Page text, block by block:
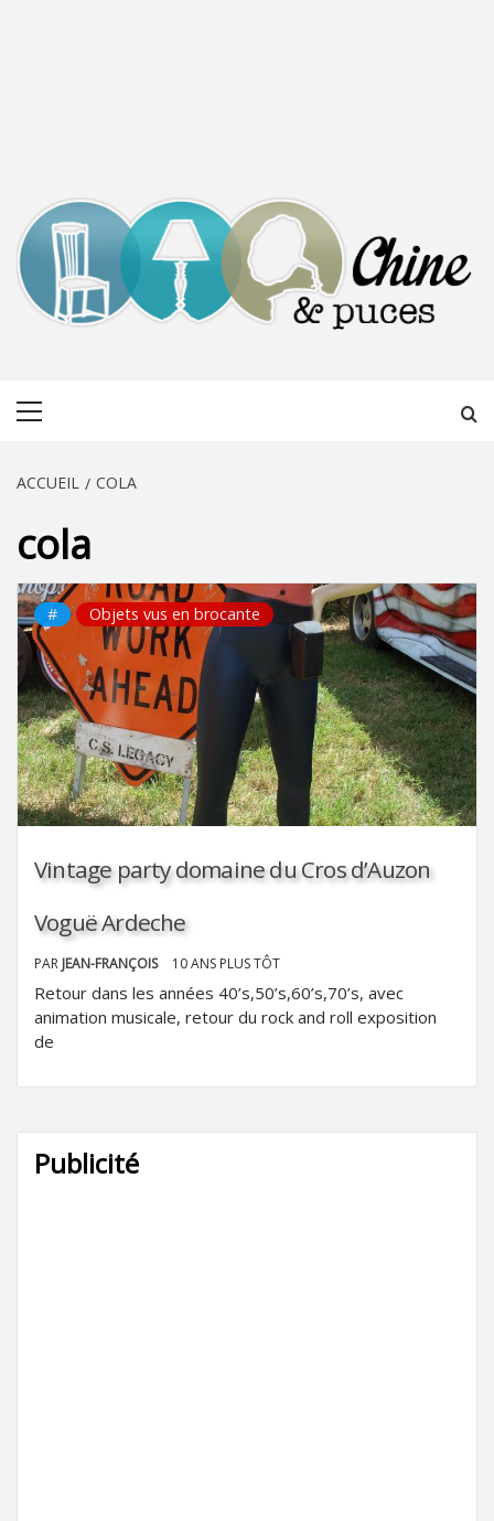
ACCUEIL COLA
cola
# Objets vus en brocante
Vintage party domaine du Cros d’Auzon
Voguë Ardeche
PAR JEAN-FRANÇOIS 10 ANS PLUS TÔT
Retour dans les années 40’s,50’s,60’s,70’s, avec
animation musicale, retour du rock and roll exposition
de
Publicité